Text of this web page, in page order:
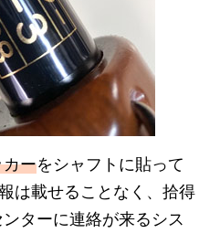
カーをシャフトに貼って
は載せることなく、拾得
ターに連絡が来るシス